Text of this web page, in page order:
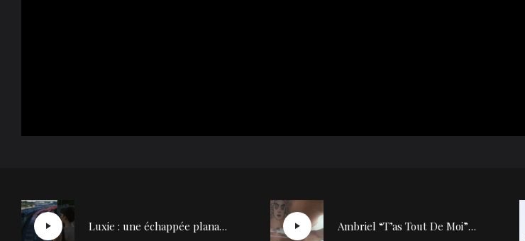
Luxie : une échappée planante avec son titre “Friends Forever” Ambriel “T’as Tout De Moi” : une émotion tatouée sur la peau